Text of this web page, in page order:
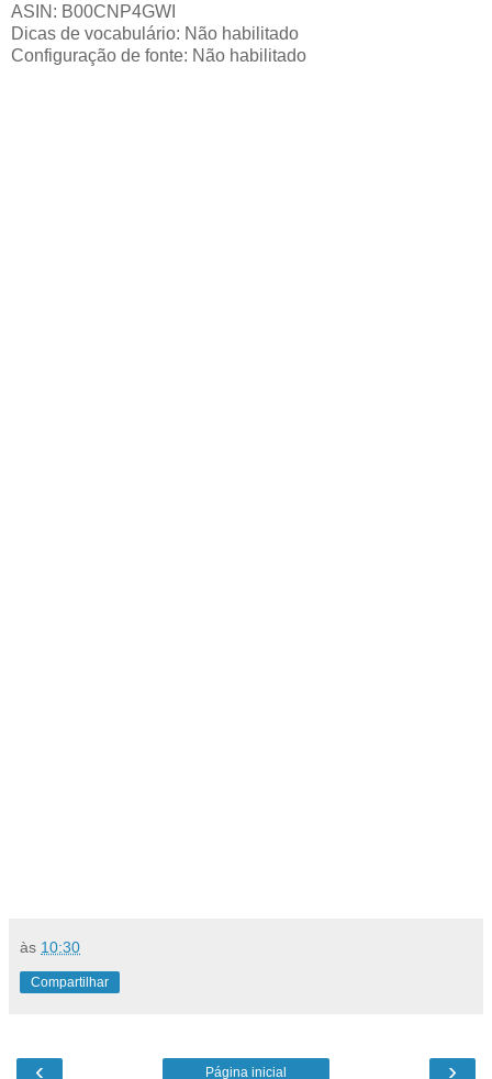
ASIN: B00CNP4GWI
Dicas de vocabulário: Não habilitado
Configuração de fonte: Não habilitado
às 10:30
Compartilhar
‹ ›
Página inicial